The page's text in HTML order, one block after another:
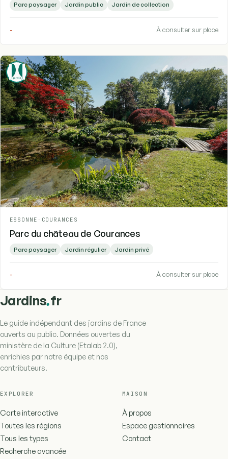
Parc paysager Jardin public Jardin de collection
- À consulter sur place
ESSONNE - COURANCES
Parc du château de Courances
Parc paysager Jardin régulier Jardin privé
- À consulter sur place
Jardins.fr
Le guide indépendant des jardins de France
ouverts au public. Données ouvertes du
ministère de la Culture (Etalab 2.0),
enrichies par notre équipe et nos
contributeurs.
EXPLORER
Carte interactive
Toutes les régions
Tous les types
Recherche avancée
MAISON
À propos
Espace gestionnaires
Contact